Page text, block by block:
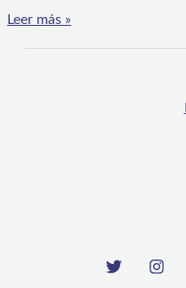
Leer más »